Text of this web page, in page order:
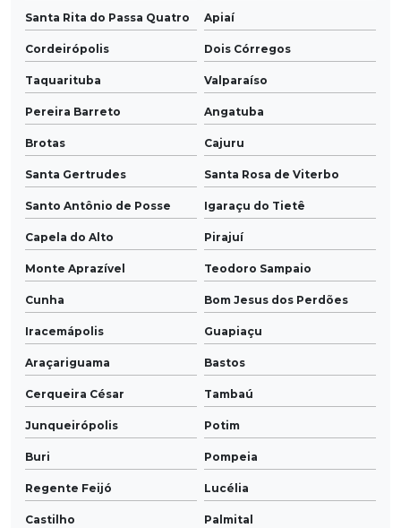
Santa Rita do Passa Quatro Apiaí
Cordeirópolis Dois Córregos
Taquarituba Valparaíso
Pereira Barreto Angatuba
Brotas Cajuru
Santa Gertrudes Santa Rosa de Viterbo
Santo Antônio de Posse Igaraçu do Tietê
Capela do Alto Pirajuí
Monte Aprazível Teodoro Sampaio
Cunha Bom Jesus dos Perdões
Iracemápolis Guapiaçu
Araçariguama Bastos
Cerqueira César Tambaú
Junqueirópolis Potim
Buri Pompeia
Regente Feijó Lucélia
Castilho Palmital